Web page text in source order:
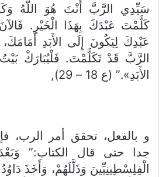
سَيِّدِي الرَّبَّ أَنْتَ هُوَ اللَّهُ
كَلَّمْتَ عَبْدَكَ بِهَذَا الْخَيْرِ.
عَبْدِكَ لِيَكُونَ إِلَى الأَبَدِ
الرَّبَّ قَدْ تَكَلَّمْتَ. فَلْيُبَارَكْ
الأَبَدِ».” (ع 18 – 29),
و بالفعل، تحقق أمر الرب،
جدا حتى قال الكتاب:”
الْفِلِسْطِينِيِّينَ وَذَلَّلَهُمْ، وَأَخَذَ